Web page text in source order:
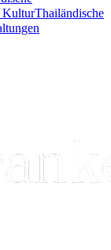
KulturThailändische